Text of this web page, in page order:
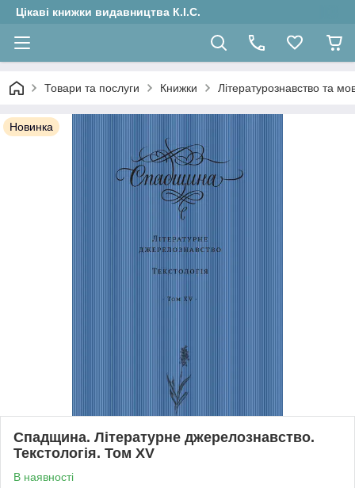
Цікаві книжки видавництва К.І.С.
Товари та послуги Книжки Літературознавство та
Новинка
Спадщина. Літературне джерелознавство.
Текстологія. Том XV
В наявності